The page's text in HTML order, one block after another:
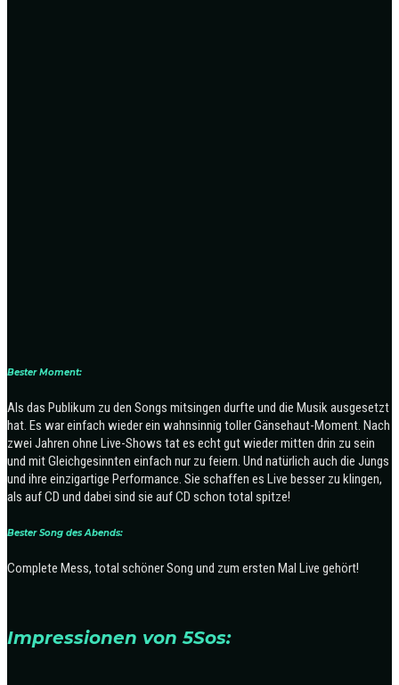
Bester Moment:
Als das Publikum zu den Songs mitsingen durfte und die Musik ausgesetzt
hat. Es war einfach wieder ein wahnsinnig toller Gänsehaut-Moment. Nach
zwei Jahren ohne Live-Shows tat es echt gut wieder mitten drin zu sein
und mit Gleichgesinnten einfach nur zu feiern. Und natürlich auch die Jungs
und ihre einzigartige Performance. Sie schaffen es Live besser zu klingen,
als auf CD und dabei sind sie auf CD schon total spitze!
Bester Song des Abends:
Complete Mess, total schöner Song und zum ersten Mal Live gehört!
Impressionen von 5Sos: